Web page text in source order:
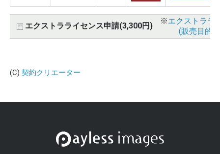
エクストラライセンス申請(3,300円)
※エクストララ
(販売目的
(C) 契約クリエーター